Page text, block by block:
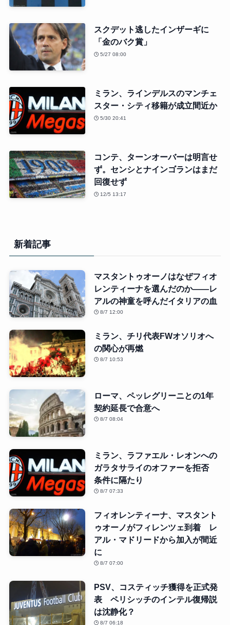
スクデット逃したインザーギに
「金のバク賞」
5/27 08:00
ミラン、ラインデルスのマンチェ
スター・シティ移籍が成立間近か
5/30 20:41
コンテ、ターンオーバーは明言せ
ず。センシとナインゴランはまだ
回復せず
12/5 13:17
新着記事
マスタントゥオーノはなぜフィオ
レンティーナを選んだのか――レ
アルの神童を呼んだイタリアの血
8/7 12:00
ミラン、チリ代表FWオソリオへ
の関心が再燃
8/7 10:53
ローマ、ペッレグリーニとの1年
契約延長で合意へ
8/7 08:04
ミラン、ラファエル・レオンへの
ガラタサライのオファーを拒否
条件に隔たり
8/7 07:33
フィオレンティーナ、マスタント
ゥオーノがフィレンツェ到着 レ
アル・マドリードから加入が間近
に
8/7 07:00
PSV、コスティッチ獲得を正式発
表 ペリシッチのインテル復帰説
は沈静化？
8/7 06:18